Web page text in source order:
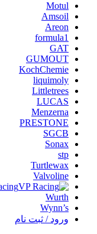
Motul
Amsoil
Areon
formula1
GAT
GUMOUT
KochChemie
liquimoly
Littletrees
LUCAS
Menzerna
PRESTONE
SGCB
Sonax
stp
Turtlewax
Valvoline
Wurth
Wynn’s
ورود / ثبت نام